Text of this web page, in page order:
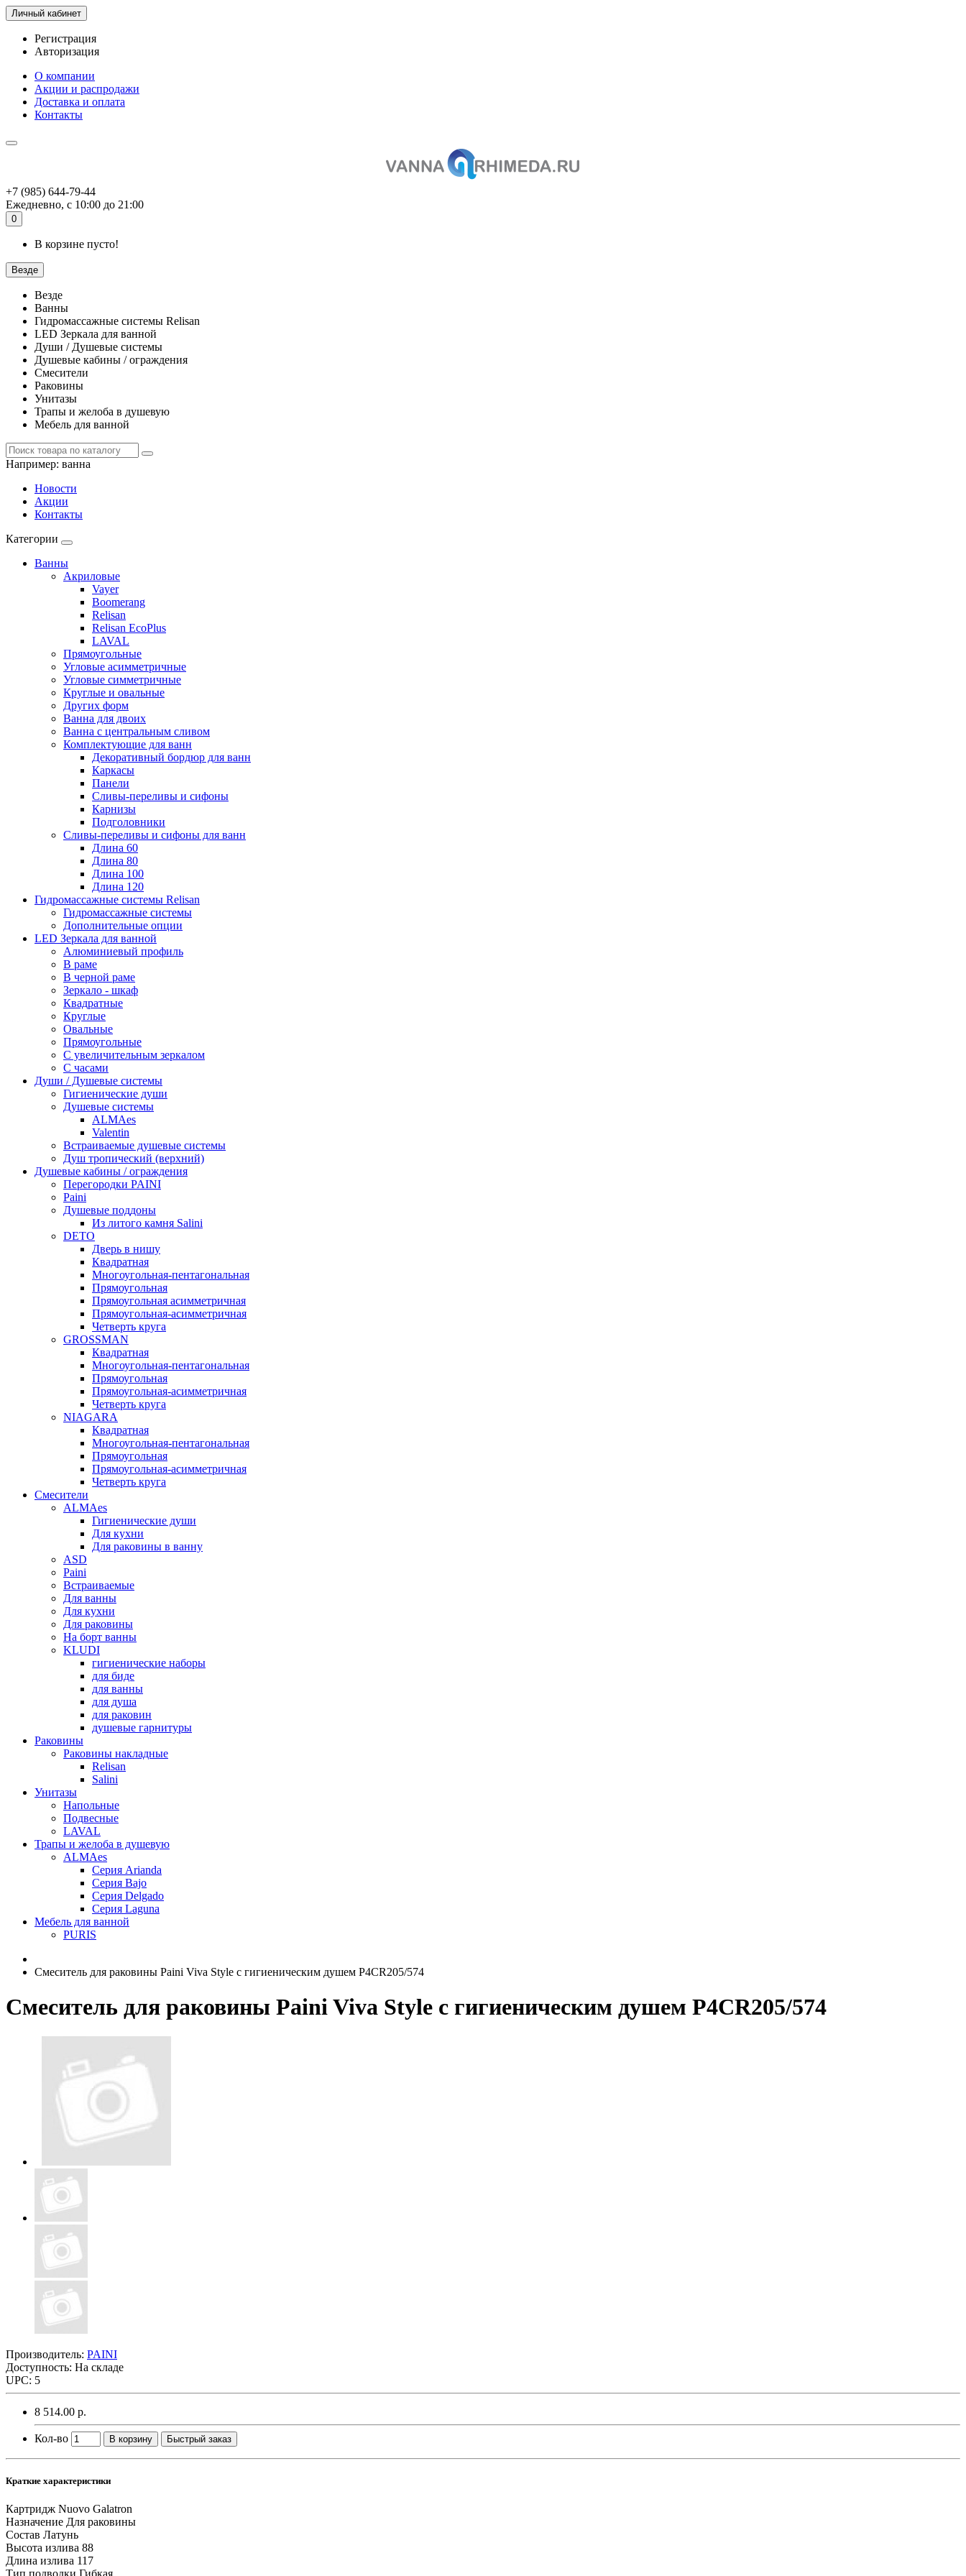
Личный кабинет
Регистрация
Авторизация
О компании
Акции и распродажи
Доставка и оплата
Контакты
+7 (985) 644-79-44
Ежедневно, с 10:00 до 21:00
0
В корзине пусто!
Везде
Везде
Ванны
Гидромассажные системы Relisan
LED Зеркала для ванной
Души / Душевые системы
Душевые кабины / ограждения
Смесители
Раковины
Унитазы
Трапы и желоба в душевую
Мебель для ванной
Например: ванна
Новости
Акции
Контакты
Категории
Ванны
Акриловые
Vayer
Boomerang
Relisan
Relisan EcoPlus
LAVAL
Прямоугольные
Угловые асимметричные
Угловые симметричные
Круглые и овальные
Других форм
Ванна для двоих
Ванна с центральным сливом
Комплектующие для ванн
Декоративный бордюр для ванн
Каркасы
Панели
Сливы-переливы и сифоны
Карнизы
Подголовники
Сливы-переливы и сифоны для ванн
Длина 60
Длина 80
Длина 100
Длина 120
Гидромассажные системы Relisan
Гидромассажные системы
Дополнительные опции
LED Зеркала для ванной
Алюминиевый профиль
В раме
В черной раме
Зеркало - шкаф
Квадратные
Круглые
Овальные
Прямоугольные
С увеличительным зеркалом
С часами
Души / Душевые системы
Гигиенические души
Душевые системы
ALMAes
Valentin
Встраиваемые душевые системы
Душ тропический (верхний)
Душевые кабины / ограждения
Перегородки PAINI
Paini
Душевые поддоны
Из литого камня Salini
DETO
Дверь в нишу
Квадратная
Многоугольная-пентагональная
Прямоугольная
Прямоугольная асимметричная
Прямоугольная-асимметричная
Четверть круга
GROSSMAN
Квадратная
Многоугольная-пентагональная
Прямоугольная
Прямоугольная-асимметричная
Четверть круга
NIAGARA
Квадратная
Многоугольная-пентагональная
Прямоугольная
Прямоугольная-асимметричная
Четверть круга
Смесители
ALMAes
Гигиенические души
Для кухни
Для раковины в ванну
ASD
Paini
Встраиваемые
Для ванны
Для кухни
Для раковины
На борт ванны
KLUDI
гигиенические наборы
для биде
для ванны
для душа
для раковин
душевые гарнитуры
Раковины
Раковины накладные
Relisan
Salini
Унитазы
Напольные
Подвесные
LAVAL
Трапы и желоба в душевую
ALMAes
Серия Arianda
Серия Bajo
Серия Delgado
Серия Laguna
Мебель для ванной
PURIS
Смеситель для раковины Paini Viva Style с гигиеническим душем P4CR205/574
Смеситель для раковины Paini Viva Style с гигиеническим душем P4CR205/574
Производитель: PAINI
Доступность: На складе
UPC: 5
8 514.00 р.
Кол-во В корзину Быстрый заказ
Краткие характеристики
Картридж Nuovo Galatron
Назначение Для раковины
Состав Латунь
Высота излива 88
Длина излива 117